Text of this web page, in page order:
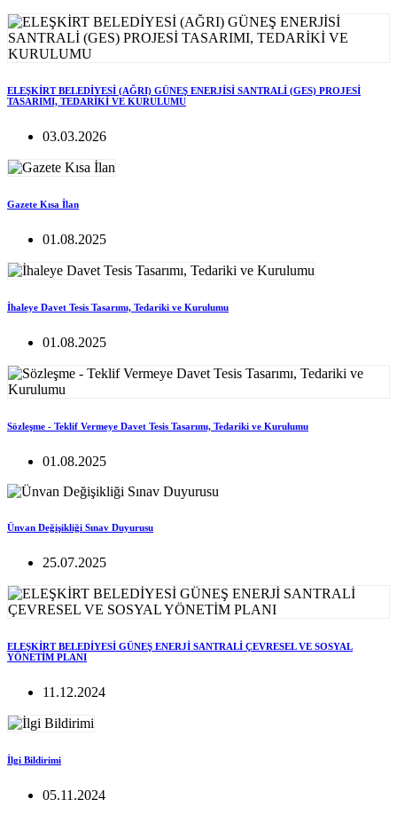
ELEŞKİRT BELEDİYESİ (AĞRI) GÜNEŞ ENERJİSİ SANTRALİ (GES) PROJESİ
TASARIMI, TEDARİKİ VE KURULUMU
03.03.2026
Gazete Kısa İlan
01.08.2025
İhaleye Davet Tesis Tasarımı, Tedariki ve Kurulumu
01.08.2025
Sözleşme - Teklif Vermeye Davet Tesis Tasarımı, Tedariki ve Kurulumu
01.08.2025
Ünvan Değişikliği Sınav Duyurusu
25.07.2025
ELEŞKİRT BELEDİYESİ GÜNEŞ ENERJİ SANTRALİ ÇEVRESEL VE SOSYAL
YÖNETİM PLANI
11.12.2024
İlgi Bildirimi
05.11.2024